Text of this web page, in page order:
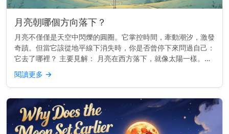
月亮朝哪個方向落下？
月亮不僅僅是天空中閃爍的圓圈。它掌控時間，牽動潮汐，激發
奇蹟。但當它該從地平線下消失時，你是否曾停下來問過自己：
它去了哪裡？ 主要見解： 月亮在西方落下，就像太陽一樣。但
每晚的確切位置會略有變化。 為什麼月亮會在西方落下 地球由
西向東旋轉。...
閱讀更多 →